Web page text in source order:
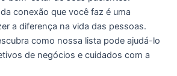
conexão que você faz é uma
a diferença na vida das pessoas.
como nossa lista pode ajudá-lo
de negócios e cuidados com a